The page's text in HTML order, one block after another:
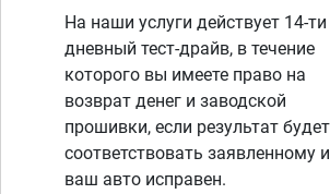
На наши услуги действует 14-ти
дневный тест-драйв, в течение
которого вы имеете право на
возврат денег и заводской
прошивки, если результат
соответствовать заявленному и
ваш авто исправен.